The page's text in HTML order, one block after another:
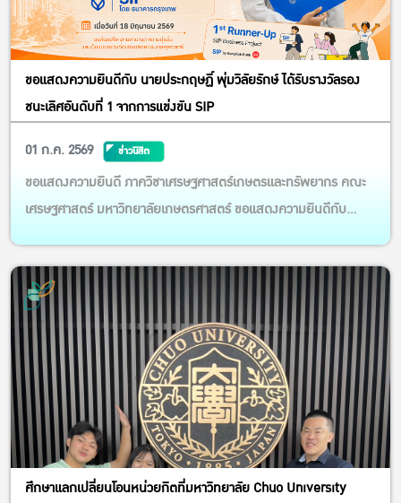
ขอแสดงความยินดีกับ นายประกฤษฏิ์ พุ่มวิลัยรักษ์ ได้รับรางวัลรอง
ชนะเลิศอันดับที่ 1 จากการแข่งขัน SIP
01 ก.ค. 2569
ข่าวนิสิต
ขอแสดงความยินดี ภาควิชาเศรษฐศาสตร์เกษตรและทรัพยากร คณะ
เศรษฐศาสตร์ มหาวิทยาลัยเกษตรศาสตร์ ขอแสดงความยินดีกับ
เศรษฐศาสตร์ประยุกต์และธุรกิจเกษตร ชั้นปีที่ 4 ที่ได้รับรางวัลรองชนะ
เลิศอันดับที่ 1 จากการแข่งขัน SIP โดย ธนาคารกรุงเทพ เมื่อวันที่ 18
ม...
ศึกษาแลกเปลี่ยนโอนหน่วยกิตที่มหาวิทยาลัย Chuo University